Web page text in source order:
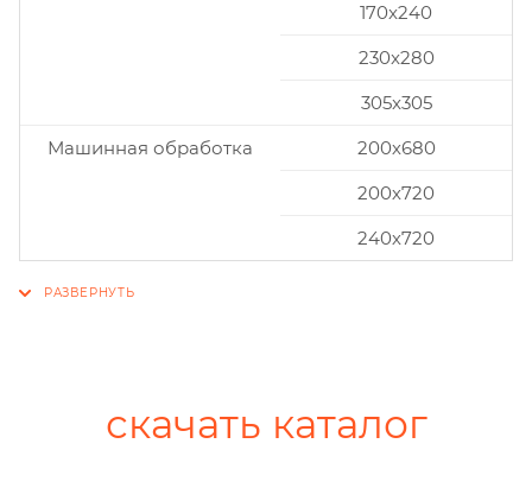
170x240
230x280
305x305
Машинная обработка
200х680
200х720
240х720
скачать каталог